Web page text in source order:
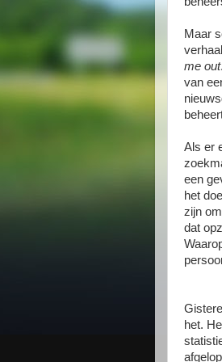
Maar
me out
van
Als er
een
het
zijn
dat
het.